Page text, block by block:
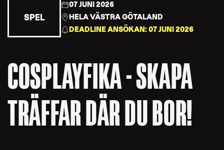
SPEL
07 JUNI 2026
HELA VÄSTRA GÖTALAND
DEADLINE ANSÖKAN: 07 JUNI 2026
COSPLAYFIKA - SKAPA
TRÄFFAR DÄR DU BOR!